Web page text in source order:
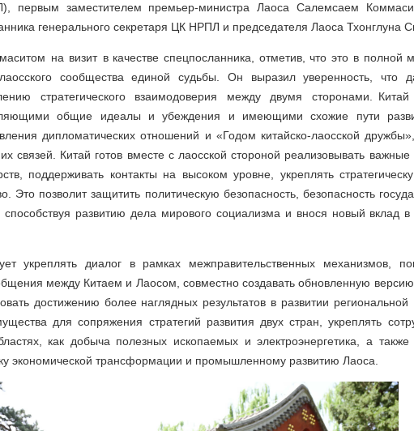
первым заместителем премьер-министра Лаоса Салемсаем
генерального секретаря ЦК НРПЛ и председателя Лаоса Тхонглуна
на визит в качестве спецпосланника, отметив, что это в полной
лаосского сообщества единой судьбы. Он выразил уверенность, что
стратегического взаимодоверия между двумя сторонами.
общие идеалы и убеждения и имеющими схожие пути
дипломатических отношений и «Годом китайско-лаосской
связей. Китай готов вместе с лаосской стороной реализовывать
поддерживать контакты на высоком уровне, укреплять
Это позволит защитить политическую безопасность, безопасность
развитию дела мирового социализма и внося новый вклад
укреплять диалог в рамках межправительственных механизмов,
между Китаем и Лаосом, совместно создавать обновленную версию
достижению более наглядных результатов в развитии региональной
для сопряжения стратегий развития двух стран, укреплять
как добыча полезных ископаемых и электроэнергетика, а также
экономической трансформации и промышленному развитию Лаоса.